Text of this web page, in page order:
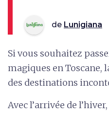
de Lunigiana
Si vous souhaitez
magiques en Toscane,
des destinations
Avec l’arrivée de